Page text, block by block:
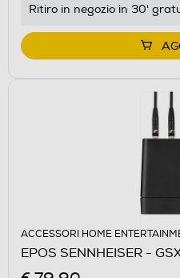
Ritiro in negozio in 30'
ACCESSORI HOME
EPOS SENNHEISER -